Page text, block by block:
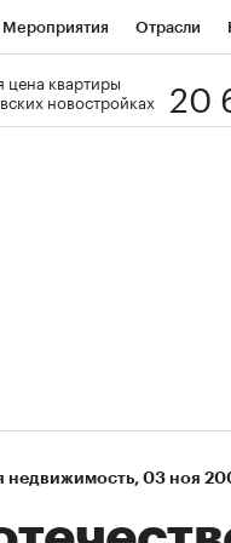
Мероприятия Отрасли
РБК Образование
цена квартиры
новостройках
20
недвижимость⁠, 03 ноя